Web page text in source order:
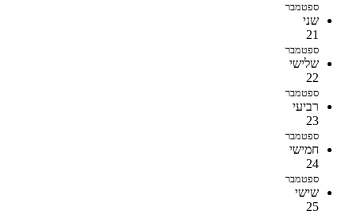
ספטמבר
שני
21
ספטמבר
שלישי
22
ספטמבר
רביעי
23
ספטמבר
חמישי
24
ספטמבר
שישי
25